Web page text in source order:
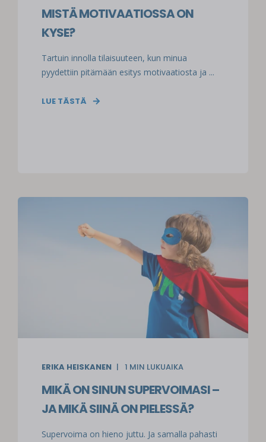
MISTÄ MOTIVAATIOSSA ON
KYSE?
Tartuin innolla tilaisuuteen, kun minua
pyydettiin pitämään esitys motivaatiosta ja ...
LUE TÄSTÄ
ERIKA HEISKANEN 1 MIN LUKUAIKA
MIKÄ ON SINUN SUPERVOIMASI –
JA MIKÄ SIINÄ ON PIELESSÄ?
Supervoima on hieno juttu. Ja samalla pahasti